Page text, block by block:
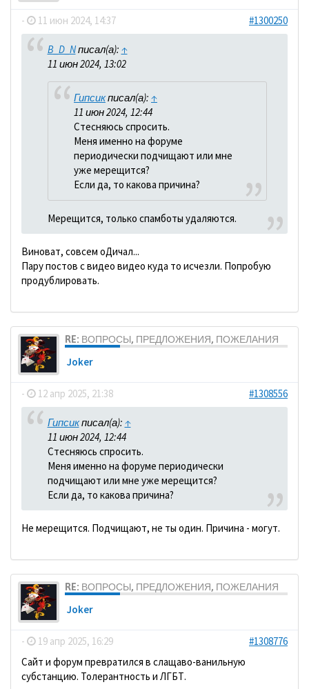
- 11 июн 2024, 14:37 #1300250
B_D_Nписал(а): ↑
11 июн 2024, 13:02
Гипсикписал(а): ↑
11 июн 2024, 12:44
Стесняюсь спросить.
Меня именно на форуме
периодически подчищают или мне
уже мерещится?
Если да, то какова причина?
Мерещится, только спамботы удаляются.
Виноват, совсем оДичал...
Пару постов с видео видео куда то исчезли. Попробую
продублировать.
RE: ВОПРОСЫ, ПРЕДЛОЖЕНИЯ, ПОЖЕЛАНИЯ
Joker
- 12 апр 2025, 21:38 #1308556
Гипсикписал(а): ↑
11 июн 2024, 12:44
Стесняюсь спросить.
Меня именно на форуме периодически
подчищают или мне уже мерещится?
Если да, то какова причина?
Не мерещится. Подчищают, не ты один. Причина - могут.
RE: ВОПРОСЫ, ПРЕДЛОЖЕНИЯ, ПОЖЕЛАНИЯ
Joker
- 19 апр 2025, 16:29
#1308776
Сайт и форум превратился в слащаво-ванильную
субстанцию. Толерантность и ЛГБТ.